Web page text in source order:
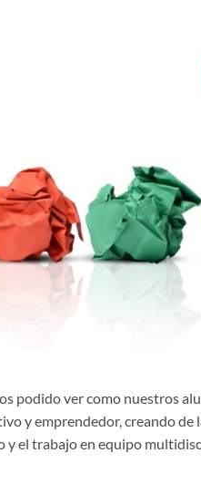
podido ver como nuestros
y emprendedor, creando
el trabajo en equipo